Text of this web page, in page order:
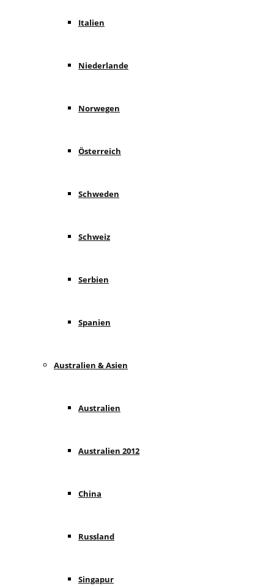
Italien
Niederlande
Norwegen
Österreich
Schweden
Schweiz
Serbien
Spanien
Australien & Asien
Australien
Australien 2012
China
Russland
Singapur